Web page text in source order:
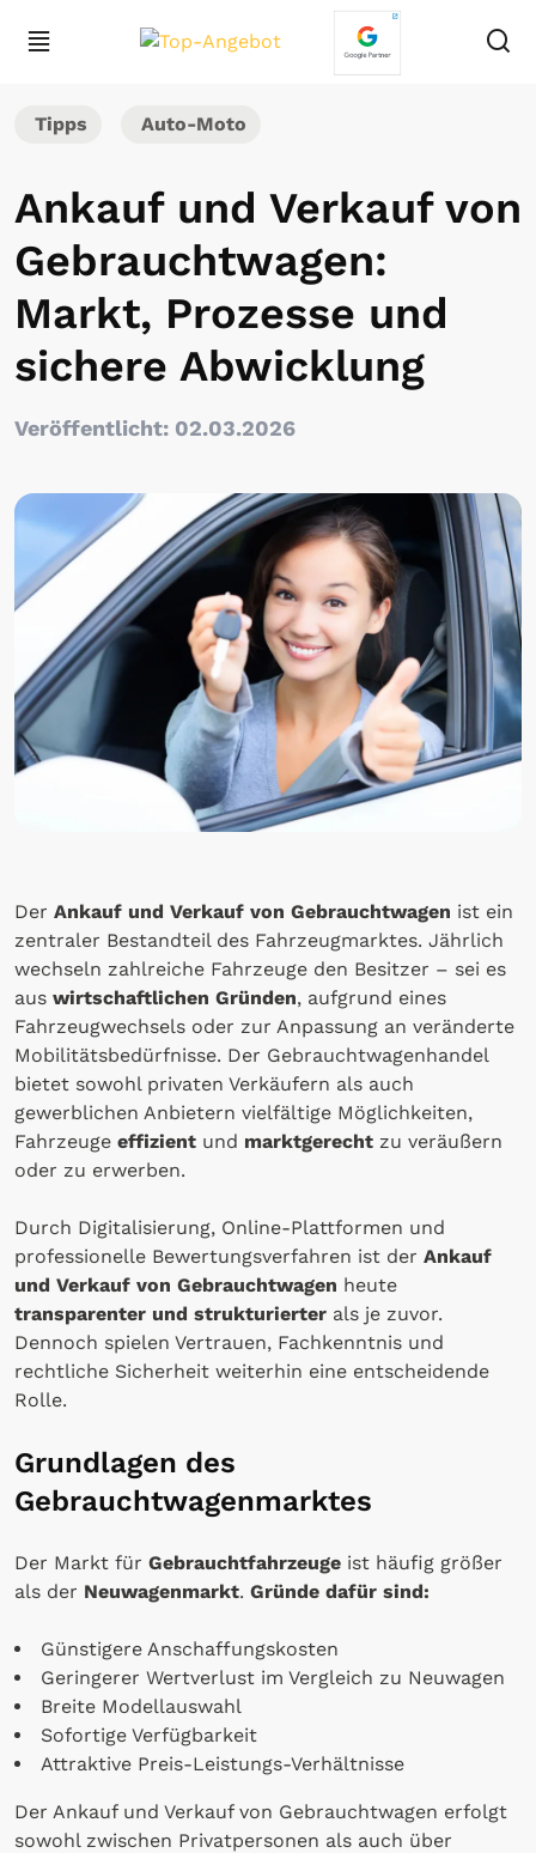
Tipps Auto-Moto
Ankauf und Verkauf von
Gebrauchtwagen:
Markt, Prozesse und
sichere Abwicklung
Veröffentlicht: 02.03.2026
Der Ankauf und Verkauf von Gebrauchtwagen ist ein
zentraler Bestandteil des Fahrzeugmarktes. Jährlich
wechseln zahlreiche Fahrzeuge den Besitzer – sei es
aus wirtschaftlichen Gründen, aufgrund eines
Fahrzeugwechsels oder zur Anpassung an veränderte
Mobilitätsbedürfnisse. Der Gebrauchtwagenhandel
bietet sowohl privaten Verkäufern als auch
gewerblichen Anbietern vielfältige Möglichkeiten,
Fahrzeuge effizient und marktgerecht zu veräußern
oder zu erwerben.
Durch Digitalisierung, Online-Plattformen und
professionelle Bewertungsverfahren ist der Ankauf
und Verkauf von Gebrauchtwagen heute
transparenter und strukturierter als je zuvor.
Dennoch spielen Vertrauen, Fachkenntnis und
rechtliche Sicherheit weiterhin eine entscheidende
Rolle.
Grundlagen des
Gebrauchtwagenmarktes
Der Markt für Gebrauchtfahrzeuge ist häufig größer
als der Neuwagenmarkt. Gründe dafür sind:
Günstigere Anschaffungskosten
Geringerer Wertverlust im Vergleich zu Neuwagen
Breite Modellauswahl
Sofortige Verfügbarkeit
Attraktive Preis-Leistungs-Verhältnisse
Der Ankauf und Verkauf von Gebrauchtwagen erfolgt
sowohl zwischen Privatpersonen als auch über